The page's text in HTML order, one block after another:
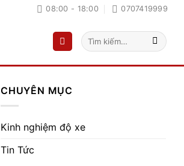
08:00 - 18:00 0707419999
Tìm
kiếm:
CHUYÊN MỤC
Kinh nghiệm độ xe
Tin Tức